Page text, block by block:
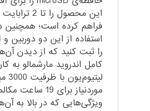
کامل اندروید مارشمالو به
ویژگی‌هایی که در بالا به